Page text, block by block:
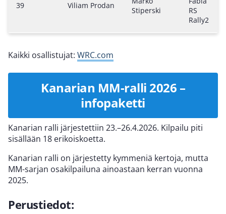
39 Viliam Prodan
Stiperski
RS
Rally2
Kaikki osallistujat: WRC.com
Kanarian MM-ralli 2026 –
infopaketti
Kanarian ralli järjestettiin 23.–26.4.2026. Kilpailu piti
sisällään 18 erikoiskoetta.
Kanarian ralli on järjestetty kymmeniä kertoja, mutta
MM-sarjan osakilpailuna ainoastaan kerran vuonna
2025.
Perustiedot: